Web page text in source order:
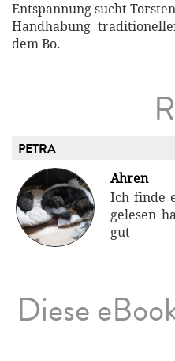
Entspannung sucht
Handhabung
dem Bo.
PETRA
Ahren
Ich finde
gelesen
gut
Diese